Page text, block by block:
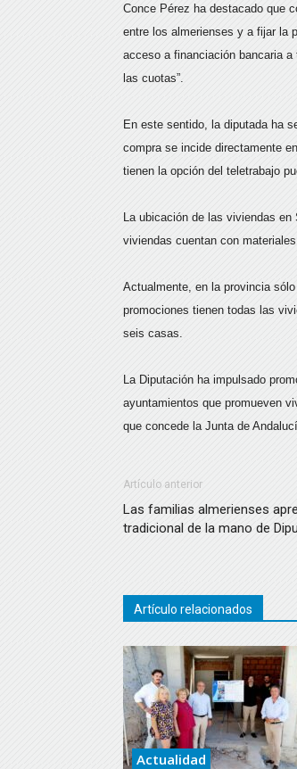
Conce Pérez ha destacado que
entre los almerienses y a fijar la
acceso a financiación bancaria
las cuotas”.
En este sentido, la diputada ha
compra se incide directamente
tienen la opción del teletrabajo
La ubicación de las viviendas
viviendas cuentan con
Actualmente, en la provincia
promociones tienen todas las
seis casas.
La Diputación ha impulsado
ayuntamientos que promueven
que concede la Junta de
Artículo anterior
Las familias almerienses
tradicional de la mano de
Artículo relacionados
Actualidad